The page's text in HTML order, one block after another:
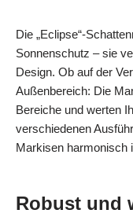
Die „Eclipse“-
Sonnenschutz – sie
Design. Ob auf der
Außenbereich: Die
Bereiche und werten
verschiedenen
Markisen harmonisch
Robust und